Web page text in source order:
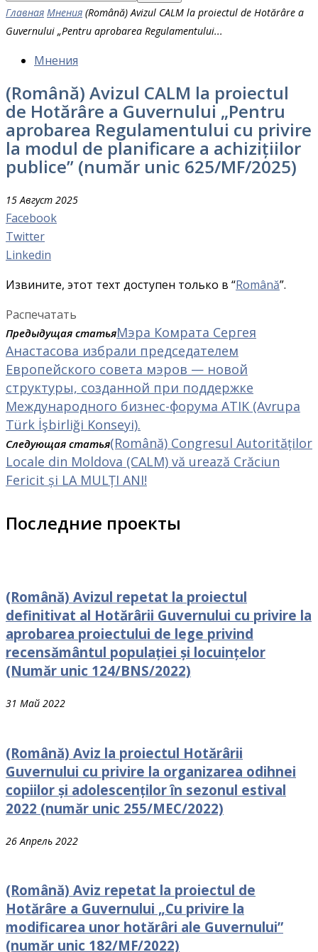
Главная Мнения (Română) Avizul CALM la proiectul de Hotărâre a
Guvernului „Pentru aprobarea Regulamentului...
Мнения
(Română) Avizul CALM la proiectul
de Hotărâre a Guvernului „Pentru
aprobarea Regulamentului cu privire
la modul de planificare a achizițiilor
publice” (număr unic 625/MF/2025)
15 Август 2025
Facebook
Twitter
Linkedin
Извините, этот техт доступен только в “Română”.
Распечатать
Предыдущая статьяМэра Комрата Сергея
Анастасова избрали председателем
Европейского совета мэров — новой
структуры, созданной при поддержке
Международного бизнес-форума ATIK (Avrupa
Türk İşbirliği Konseyi).
Следующая статья(Română) Congresul Autorităților
Locale din Moldova (CALM) vă urează Crăciun
Fericit și LA MULȚI ANI!
Последние проекты
(Română) Avizul repetat la proiectul
definitivat al Hotărârii Guvernului cu privire la
aprobarea proiectului de lege privind
recensământul populației și locuințelor
(Număr unic 124/BNS/2022)
31 Май 2022
(Română) Aviz la proiectul Hotărârii
Guvernului cu рrivire la organizarea odihnei
сорiilоr și adolescenților în sezonul estival
2022 (număr unic 255/MEC/2022)
26 Апрель 2022
(Română) Aviz repetat la proiectul de
Hotărâre a Guvernului „Cu privire la
modificarea unor hotărâri ale Guvernului”
(număr unic 182/MF/2022)